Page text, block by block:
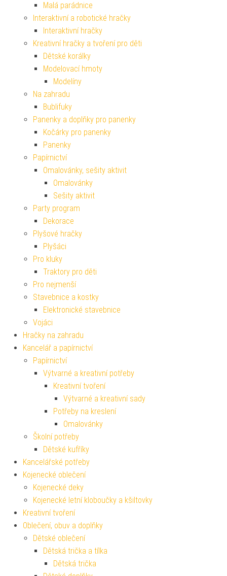
Malá parádnice
Interaktivní a robotické hračky
Interaktivní hračky
Kreativní hračky a tvoření pro děti
Dětské korálky
Modelovací hmoty
Modelíny
Na zahradu
Bublifuky
Panenky a doplňky pro panenky
Kočárky pro panenky
Panenky
Papírnictví
Omalovánky, sešity aktivit
Omalovánky
Sešity aktivit
Party program
Dekorace
Plyšové hračky
Plyšáci
Pro kluky
Traktory pro děti
Pro nejmenší
Stavebnice a kostky
Elektronické stavebnice
Vojáci
Hračky na zahradu
Kancelář a papírnictví
Papírnictví
Výtvarné a kreativní potřeby
Kreativní tvoření
Výtvarné a kreativní sady
Potřeby na kreslení
Omalovánky
Školní potřeby
Dětské kufříky
Kancelářské potřeby
Kojenecké oblečení
Kojenecké deky
Kojenecké letní kloboučky a kšiltovky
Kreativní tvoření
Oblečení, obuv a doplňky
Dětské oblečení
Dětská trička a tílka
Dětská trička